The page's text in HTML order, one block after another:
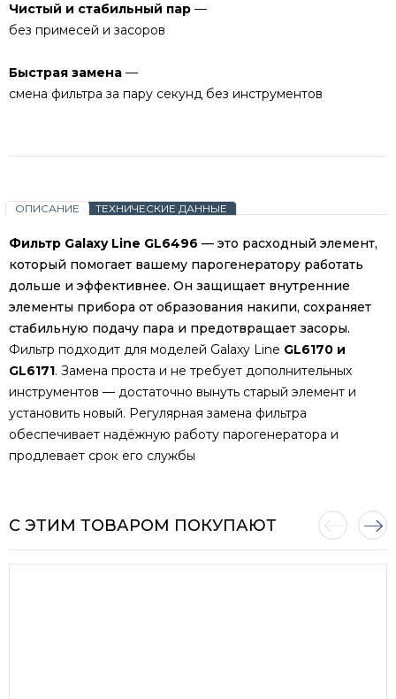
Чистый и стабильный пар —
без примесей и засоров
Быстрая замена —
смена фильтра за пару секунд без инструментов
ОПИСАНИЕ ТЕХНИЧЕСКИЕ ДАННЫЕ
Фильтр Galaxy Line GL6496 — это расходный элемент,
который помогает вашему парогенератору работать
дольше и эффективнее. Он защищает внутренние
элементы прибора от образования накипи, сохраняет
стабильную подачу пара и предотвращает засоры.
Фильтр подходит для моделей Galaxy Line GL6170 и
GL6171. Замена проста и не требует дополнительных
инструментов — достаточно вынуть старый элемент и
установить новый. Регулярная замена фильтра
обеспечивает надёжную работу парогенератора и
продлевает срок его службы
С ЭТИМ ТОВАРОМ ПОКУПАЮТ